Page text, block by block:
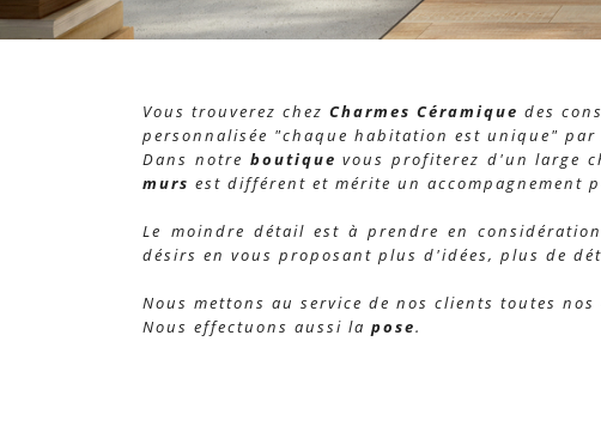
Vous trouverez chezCharmes Céramique des
personnalisée "chaque habitation est unique"
Dans notre boutique vous profiterez d'un large
murs est différent et mérite un accompagnement
Le moindre détail est à prendre en
désirs en vous proposant plus d'idées, plus de
Nous mettons au service de nos clients toutes
Nous effectuons aussi lapose.